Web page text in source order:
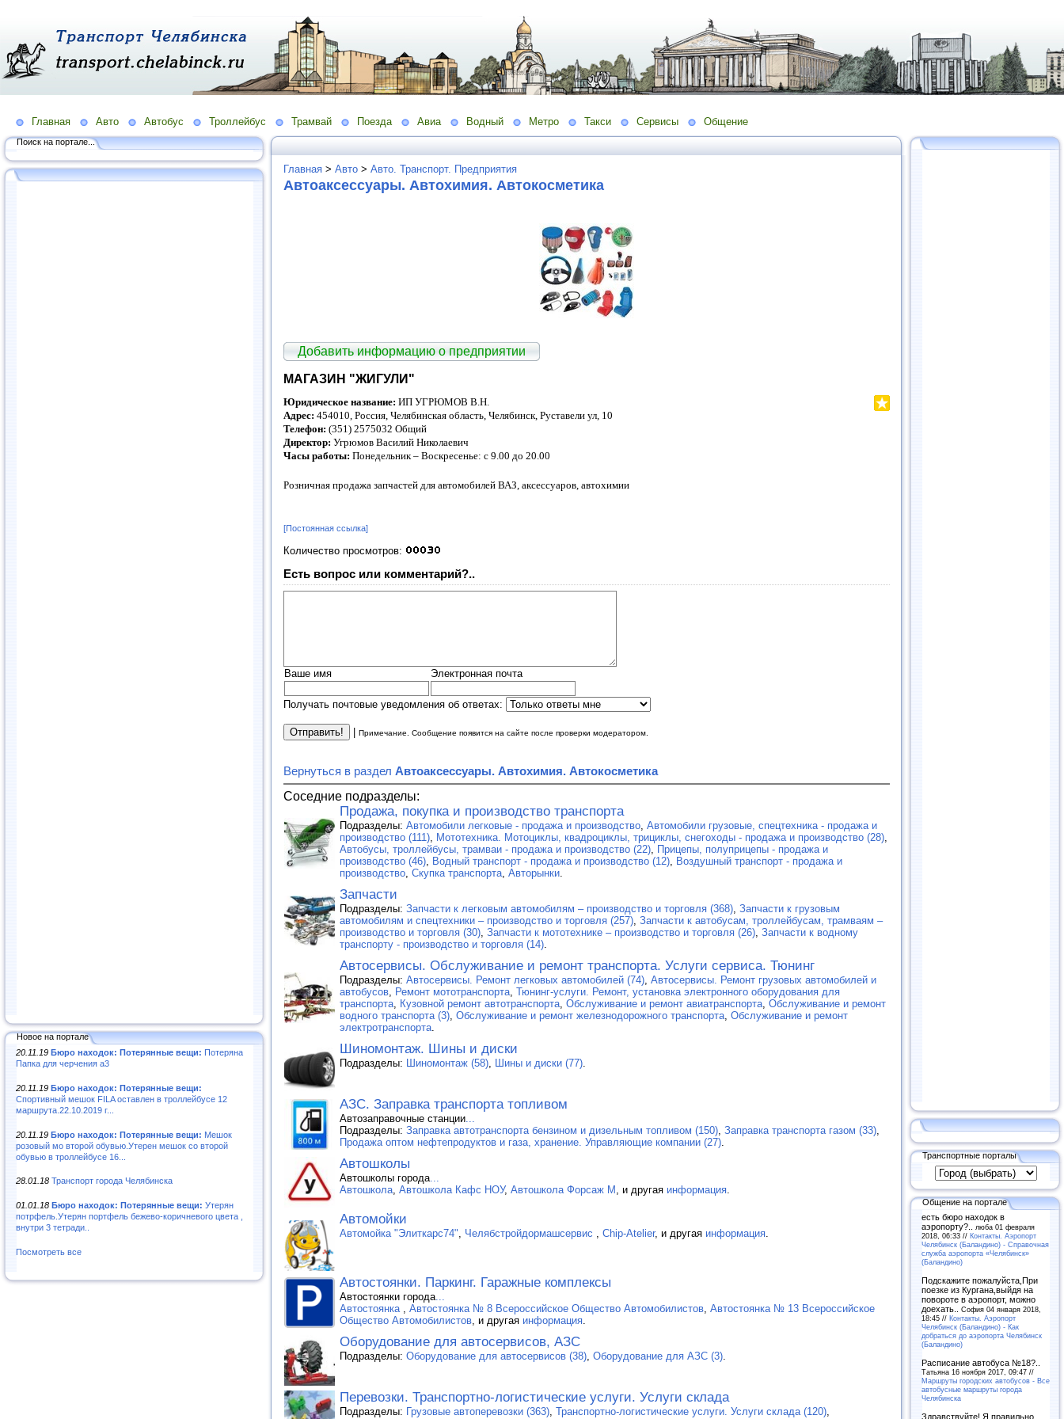
Главная Авто Автобус Троллейбус Трамвай Поезда Авиа Водный Метро Такси Сервисы Общение
Поиск на портале...
Новое на портале
20.11.19 Бюро находок: Потерянные вещи: Потеряна
Папка для черчения а3
20.11.19 Бюро находок: Потерянные вещи:
Спортивный мешок FILA оставлен в троллейбусе 12
маршрута.22.10.2019 г...
20.11.19 Бюро находок: Потерянные вещи: Мешок
розовый мо второй обувью.Утерен мешок со второй
обувью в троллейбусе 16...
28.01.18 Транспорт города Челябинска
01.01.18 Бюро находок: Потерянные вещи: Утерян
потрфель.Утерян портфель бежево-коричневого цвета ,
внутри 3 тетради..
Посмотреть все
Главная > Авто > Авто. Транспорт. Предприятия
Автоаксессуары. Автохимия. Автокосметика
Добавить информацию о предприятии
МАГАЗИН "ЖИГУЛИ"
Юридическое название: ИП УГРЮМОВ В.Н.
Адрес: 454010, Россия, Челябинская область, Челябинск, Руставели ул, 10
Телефон: (351) 2575032 Общий
Директор: Угрюмов Василий Николаевич
Часы работы: Понедельник – Воскресенье: с 9.00 до 20.00
Розничная продажа запчастей для автомобилей ВАЗ, аксессуаров, автохимии
[Постоянная ссылка]
Количество просмотров:
Есть вопрос или комментарий?..
Ваше имя Электронная почта
Получать почтовые уведомления об ответах:
Примечание. Сообщение появится на сайте после проверки модератором.
Вернуться в раздел Автоаксессуары. Автохимия. Автокосметика
Соседние подразделы:
Продажа, покупка и производство транспорта
Подразделы: Автомобили легковые - продажа и производство, Автомобили грузовые, спецтехника - продажа и
производство (111), Мототехника. Мотоциклы, квадроциклы, трициклы, снегоходы - продажа и производство (28),
Автобусы, троллейбусы, трамваи - продажа и производство (22), Прицепы, полуприцепы - продажа и
производство (46), Водный транспорт - продажа и производство (12), Воздушный транспорт - продажа и
производство, Скупка транспорта, Авторынки.
Запчасти
Подразделы: Запчасти к легковым автомобилям – производство и торговля (368), Запчасти к грузовым
автомобилям и спецтехники – производство и торговля (257), Запчасти к автобусам, троллейбусам, трамваям –
производство и торговля (30), Запчасти к мототехнике – производство и торговля (26), Запчасти к водному
транспорту - производство и торговля (14).
Автосервисы. Обслуживание и ремонт транспорта. Услуги сервиса. Тюнинг
Подразделы: Автосервисы. Ремонт легковых автомобилей (74), Автосервисы. Ремонт грузовых автомобилей и
автобусов, Ремонт мототранспорта, Тюнинг-услуги. Ремонт, установка электронного оборудования для
транспорта, Кузовной ремонт автотранспорта, Обслуживание и ремонт авиатранспорта, Обслуживание и ремонт
водного транспорта (3), Обслуживание и ремонт железнодорожного транспорта, Обслуживание и ремонт
электротранспорта.
Шиномонтаж. Шины и диски
Подразделы: Шиномонтаж (58), Шины и диски (77).
АЗС. Заправка транспорта топливом
Автозаправочные станции...
Подразделы: Заправка автотранспорта бензином и дизельным топливом (150), Заправка транспорта газом (33),
Продажа оптом нефтепродуктов и газа, хранение. Управляющие компании (27).
Автошколы
Автошколы города...
Автошкола, Автошкола Кафс НОУ, Автошкола Форсаж М , и другая информация.
Автомойки
Автомойка "Элиткарс74", Челябстройдормашсервис , Chip-Atelier, и другая информация.
Автостоянки. Паркинг. Гаражные комплексы
Автостоянки города...
Автостоянка , Автостоянка № 8 Всероссийское Общество Автомобилистов, Автостоянка № 13 Всероссийское
Общество Автомобилистов, и другая информация.
Оборудование для автосервисов, АЗС
Подразделы: Оборудование для автосервисов (38), Оборудование для АЗС (3).
Перевозки. Транспортно-логистические услуги. Услуги склада
Подразделы: Грузовые автоперевозки (363), Транспортно-логистические услуги. Услуги склада (120),
Транспортные порталы
Общение на портале
есть бюро находок в
аэропорту?..
люба 01 февраля
2018, 06:33 // Контакты. Аэропорт
Челябинск (Баландино) - Справочная
служба аэропорта «Челябинск»
(Баландино)
Подскажите пожалуйста,При
поезке из Кургана,выйдя на
повороте в аэропорт, можно
доехать.. София 04 января 2018,
18:45 // Контакты. Аэропорт
Челябинск (Баландино) - Как
добраться до аэропорта Челябинск
(Баландино)
Расписание автобуса №18?..
Татьяна 16 ноября 2017, 09:47 //
Маршруты городских автобусов - Все
автобусные маршруты города
Челябинска
Здравствуйте! Я правильно